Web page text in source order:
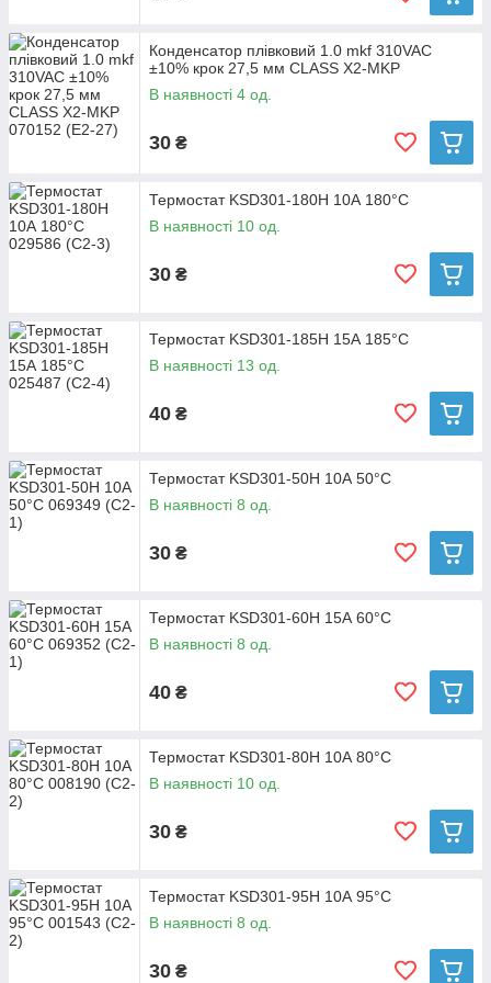
Конденсатор плівковий 1.0 mkf 310VAC
±10% крок 27,5 мм CLASS X2-MKP
В наявності 4 од.
30 ₴
Термостат KSD301-180H 10А 180°C
В наявності 10 од.
30 ₴
Термостат KSD301-185H 15А 185°C
В наявності 13 од.
40 ₴
Термостат KSD301-50H 10А 50°C
В наявності 8 од.
30 ₴
Термостат KSD301-60H 15А 60°C
В наявності 8 од.
40 ₴
Термостат KSD301-80H 10А 80°C
В наявності 10 од.
30 ₴
Термостат KSD301-95H 10А 95°C
В наявності 8 од.
30 ₴